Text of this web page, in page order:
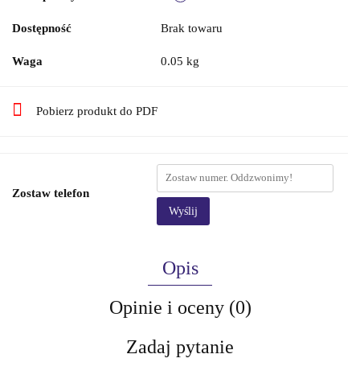
Dostępność Brak towaru
Waga 0.05 kg
Pobierz produkt do PDF
Zostaw telefon
Wyślij
Opis
Opinie i oceny (0)
Zadaj pytanie